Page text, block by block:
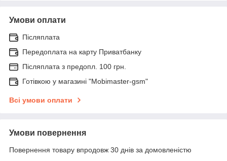
Умови оплати
Післяплата
Передоплата на карту Приватбанку
Післяплата з предопл. 100 грн.
Готівкою у магазині "Mobimaster-gsm"
Всі умови оплати
Умови повернення
Повернення товару впродовж 30 днів за домовленістю